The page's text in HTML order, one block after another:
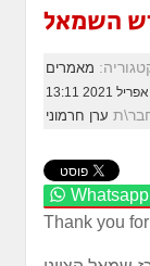
השמאל
מאמרים
ערן חרמוני
Whatsapp
Thank you